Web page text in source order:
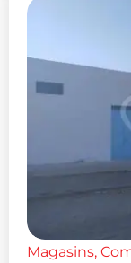
Magasins,